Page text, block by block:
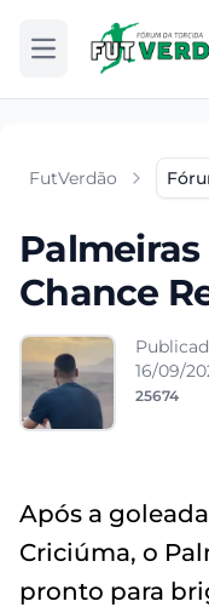
Abrir menu
FutVerdão
Chance
16/09/
25674
Após a
Criciúma, o
pronto para